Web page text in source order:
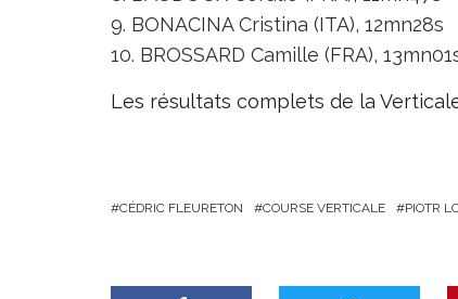
BONACINA Cristina (ITA), 12mn28s
BROSSARD Camille (FRA),
Les résultats complets de la
CÉDRIC FLEURETON COURSE VERTICALE PIOTR